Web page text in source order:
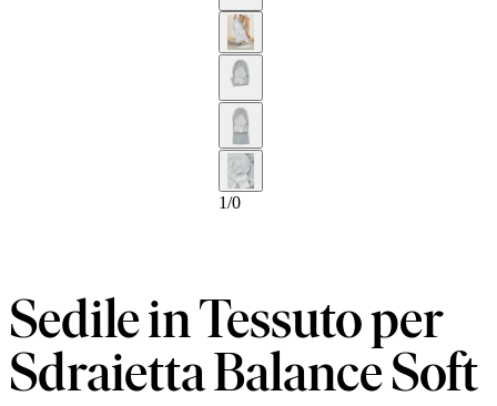
1/0
Sedile in Tessuto per
Sdraietta Balance Soft